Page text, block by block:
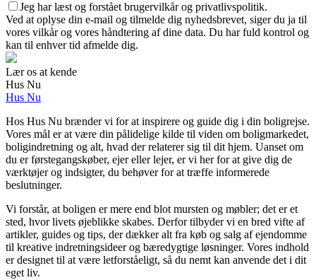
Jeg har læst og forstået brugervilkår og privatlivspolitik.
Ved at oplyse din e-mail og tilmelde dig nyhedsbrevet, siger du ja til
vores vilkår og vores håndtering af dine data. Du har fuld kontrol og
kan til enhver tid afmelde dig.
Lær os at kende
Hus Nu
Hus Nu
Hos Hus Nu brænder vi for at inspirere og guide dig i din boligrejse.
Vores mål er at være din pålidelige kilde til viden om boligmarkedet,
boligindretning og alt, hvad der relaterer sig til dit hjem. Uanset om
du er førstegangskøber, ejer eller lejer, er vi her for at give dig de
værktøjer og indsigter, du behøver for at træffe informerede
beslutninger.
Vi forstår, at boligen er mere end blot mursten og møbler; det er et
sted, hvor livets øjeblikke skabes. Derfor tilbyder vi en bred vifte af
artikler, guides og tips, der dækker alt fra køb og salg af ejendomme
til kreative indretningsideer og bæredygtige løsninger. Vores indhold
er designet til at være letforståeligt, så du nemt kan anvende det i dit
eget liv.